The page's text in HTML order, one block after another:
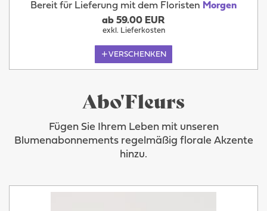
Bereit für Lieferung mit dem Floristen Morgen
ab 59.00 EUR
exkl. Lieferkosten
VERSCHENKEN
Abo'Fleurs
Fügen Sie Ihrem Leben mit unseren
Blumenabonnements regelmäßig florale Akzente
hinzu.